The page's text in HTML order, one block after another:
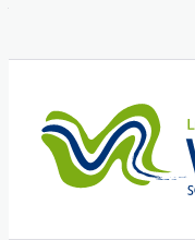
Wichelen